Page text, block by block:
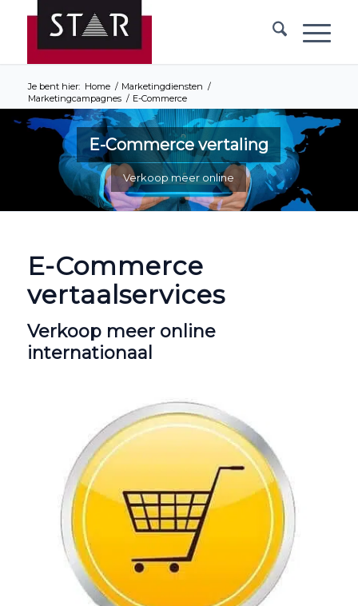
Je bent hier: Home / Marketingdiensten /
Marketingcampagnes / E-Commerce
E-Commerce vertaling
Verkoop meer online
E-Commerce
vertaalservices
Verkoop meer online
internationaal